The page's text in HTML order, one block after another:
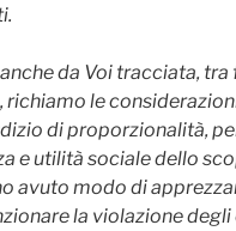
da Voi tracciata,
le
di proporzionalità,
e utilità sociale dello
avuto modo di
la violazione